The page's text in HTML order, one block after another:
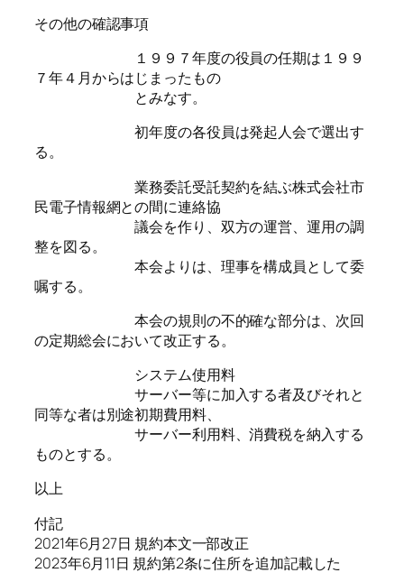
その他の確認事項
１９９７年度の役員の任期は１９９
７年４月からはじまったもの
とみなす。
初年度の各役員は発起人会で選出す
る。
業務委託受託契約を結ぶ株式会社市
民電子情報網との間に連絡協
議会を作り、双方の運営、運用の調
整を図る。
本会よりは、理事を構成員として委
嘱する。
本会の規則の不的確な部分は、次回
の定期総会において改正する。
システム使用料
サーバー等に加入する者及びそれと
同等な者は別途初期費用料、
サーバー利用料、消費税を納入する
ものとする。
以上
付記
2021年6月27日 規約本文一部改正
2023年6月11日 規約第2条に住所を追加記載した